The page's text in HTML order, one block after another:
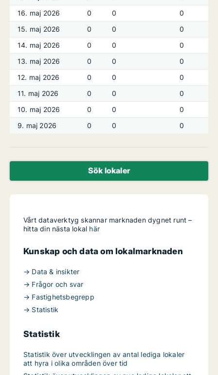
16. maj 2026
0 0
0
15. maj 2026
0 0
0
14. maj 2026
0 0
0
13. maj 2026
0 0
0
12. maj 2026
0 0
0
11. maj 2026
0 0
0
10. maj 2026
0 0
0
9. maj 2026
0 0 0
Sök lokaler
Vårt dataverktyg skannar marknaden dygnet runt –
hitta din nästa lokal här
Kunskap och data om lokalmarknaden
→ Data & insikter
→ Frågor och svar
→ Fastighetsbegrepp
→ Statistik
Statistik
Statistik över utvecklingen av antal lediga lokaler
att hyra i olika områden över tid